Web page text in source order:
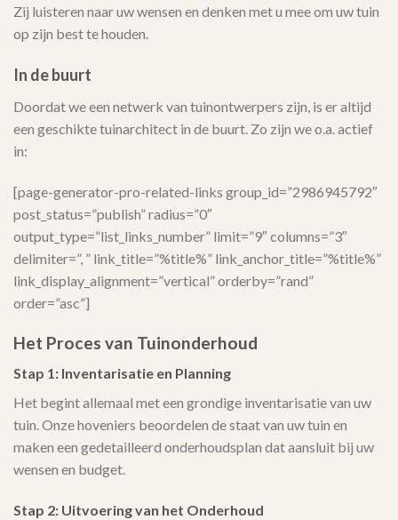
Zij luisteren naar uw wensen en denken met u mee om uw tuin
op zijn best te houden.
In de buurt
Doordat we een netwerk van tuinontwerpers zijn, is er altijd
een geschikte tuinarchitect in de buurt. Zo zijn we o.a. actief
in:
[page-generator-pro-related-links group_id=”2986945792″
post_status=”publish” radius=”0″
output_type=”list_links_number” limit=”9″ columns=”3″
delimiter=”, ” link_title=”%title%” link_anchor_title=”%title%”
link_display_alignment=”vertical” orderby=”rand”
order=”asc”]
Het Proces van Tuinonderhoud
Stap 1: Inventarisatie en Planning
Het begint allemaal met een grondige inventarisatie van uw
tuin. Onze hoveniers beoordelen de staat van uw tuin en
maken een gedetailleerd onderhoudsplan dat aansluit bij uw
wensen en budget.
Stap 2: Uitvoering van het Onderhoud